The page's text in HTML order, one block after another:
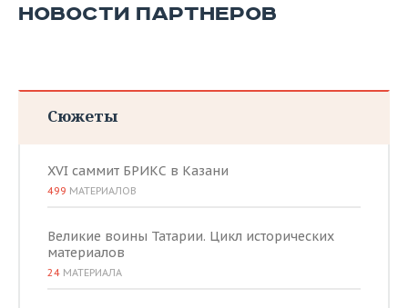
НОВОСТИ ПАРТНЕРОВ
Сюжеты
XVI саммит БРИКС в Казани
499 МАТЕРИАЛОВ
Великие воины Татарии. Цикл исторических
материалов
24 МАТЕРИАЛА